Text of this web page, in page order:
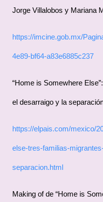
Jorge Villalobos y Mariana
https://imcine.gob.mx/
4e89-bf64-a83e6885c237
“Home is Somewhere
el desarraigo y la
https://elpais.com/mexico/
else-tres-familias-
separacion.html
Making of de “Home is